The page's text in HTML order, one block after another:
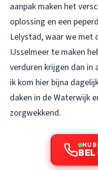
aanpak maken het
oplossing en een
Lelystad, waar we met
IJsselmeer te maken
verduren krijgen dan in
ik kom hier bijna
daken in de Waterwijk
zorgwekkend.
NU